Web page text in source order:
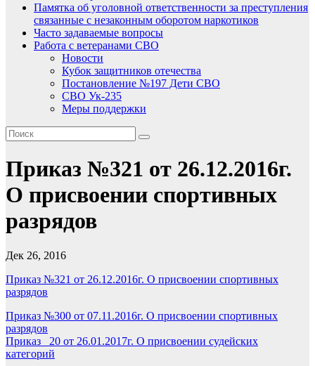
Памятка об уголовной ответственности за преступления
связанные с незаконным оборотом наркотиков
Часто задаваемые вопросы
Работа с ветеранами СВО
Новости
Кубок защитников отечества
Постановление №197 Дети СВО
СВО Ук-235
Меры поддержки
Приказ №321 от 26.12.2016г.
О присвоении спортивных
разрядов
Дек 26, 2016
Приказ №321 от 26.12.2016г. О присвоении спортивных
разрядов
Навигация
по
записям
Приказ №300 от 07.11.2016г. О присвоении спортивных
разрядов
Приказ _20 от 26.01.2017г. О присвоении судейских
категорий